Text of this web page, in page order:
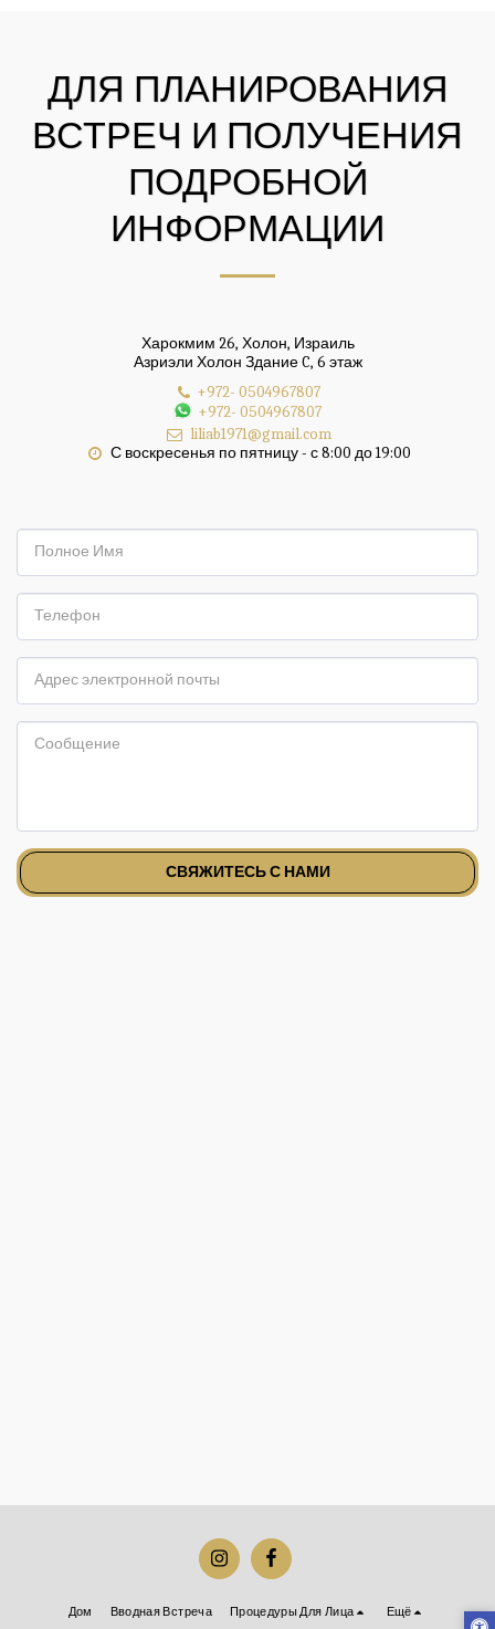
ДЛЯ ПЛАНИРОВАНИЯ
ВСТРЕЧ И ПОЛУЧЕНИЯ
ПОДРОБНОЙ
ИНФОРМАЦИИ
Харокмим 26, Холон, Израиль
Азриэли Холон Здание C, 6 этаж
+972- 0504967807
+972- 0504967807
liliab1971@gmail.com
С воскресенья по пятницу - с 8:00 до 19:00
СВЯЖИТЕСЬ С НАМИ
Дом Вводная Встреча Процедуры Для Лица Ещё